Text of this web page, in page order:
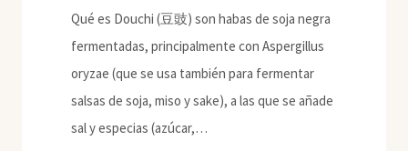
Qué es Douchi (豆豉) son habas de soja negra
fermentadas, principalmente con Aspergillus
oryzae (que se usa también para fermentar
salsas de soja, miso y sake), a las que se añade
sal y especias (azúcar,…